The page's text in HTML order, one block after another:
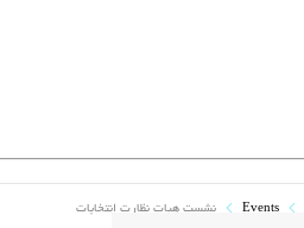
Events نشست هیات نظارت انتخابات